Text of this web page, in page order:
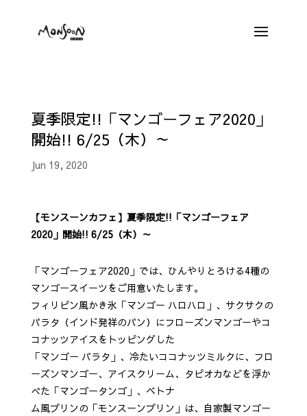
夏季限定!!「マンゴーフェア2020」
開始!! 6/25（木）～
Jun 19, 2020
【モンスーンカフェ】夏季限定!!「マンゴーフェア
2020」開始!! 6/25（木）～
「マンゴーフェア2020」では、ひんやりとろける4種の
マンゴースイーツをご用意いたします。
フィリピン風かき氷「マンゴー ハロハロ」、サクサクの
パラタ（インド発祥のパン）にフローズンマンゴーやコ
コナッツアイスをトッピングした
「マンゴー パラタ」、冷たいココナッツミルクに、フロ
ーズンマンゴー、アイスクリーム、タピオカなどを浮か
べた「マンゴータンゴ」、ベトナ
ム風プリンの「モンスーンプリン」は、自家製マンゴー